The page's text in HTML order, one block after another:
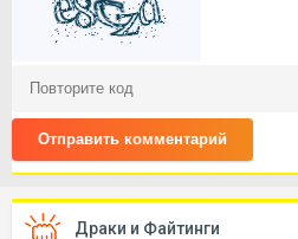
Отправить комментарий
Драки и Файтинги